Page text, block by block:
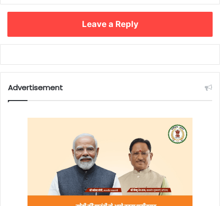
Leave a Reply
Advertisement